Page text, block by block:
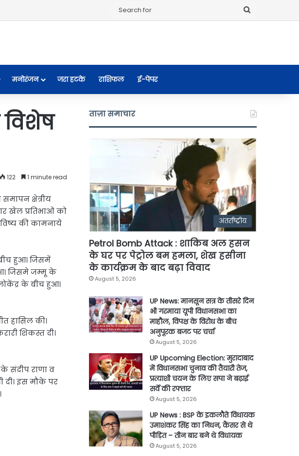
मनोरंजन जरा हटके राशिफल ई-पेपर
122 1 minute read
क्षेत्रीय
खेल प्रतिभाओं को
की कामनाये
हुआ। जिसमें
जिसमे जम्मू के
के बीच हुआ।
हासिल की।
शिकस्त दी।
संदीप राणा व
इस मौके पर
ताज़ा समाचार
अंतर्राष्ट्रीय
Petrol Bomb Attack : शाकिब अल हसन
के घर पर पेट्रोल बम हमला, शेख हसीना
के कार्यक्रम के बाद बढ़ा विवाद
August 5, 2026
UP News: मानसून सत्र के तीसरे दिन
भी गरमाया यूपी विधानसभा का
माहौल, विपक्ष के विरोध के बीच
अनुपूरक बजट पर चर्चा
August 5, 2026
UP Upcoming Election: मुरादाबाद
में विधानसभा चुनाव की तैयारी तेज,
प्रत्याशी चयन के लिए सपा ने बढ़ाई
सर्वे की रफ्तार
August 5, 2026
UP News : BSP के इकलौते विधायक
उमाशंकर सिंह का निधन, कैंसर से थे
पीड़ित – तीन बार बने थे विधायक
August 5, 2026